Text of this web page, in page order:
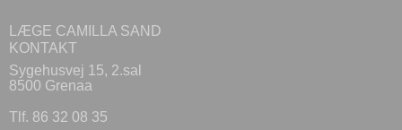
LÆGE CAMILLA SAND
KONTAKT
Sygehusvej 15, 2.sal
8500 Grenaa
Tlf. 86 32 08 35